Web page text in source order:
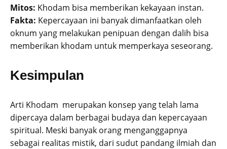
Mitos: Khodam bisa memberikan kekayaan instan.
Fakta: Kepercayaan ini banyak dimanfaatkan oleh
oknum yang melakukan penipuan dengan dalih bisa
memberikan khodam untuk memperkaya seseorang.
Kesimpulan
Arti Khodam merupakan konsep yang telah lama
dipercaya dalam berbagai budaya dan kepercayaan
spiritual. Meski banyak orang menganggapnya
sebagai realitas mistik, dari sudut pandang ilmiah dan